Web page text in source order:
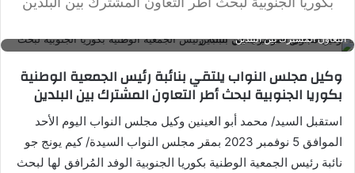
التعاون المشترك بين البلدين
وكيل مجلس النواب يلتقي بنائبة رئيس الجمعية الوطنية
بكوريا الجنوبية لبحث أطر التعاون المشترك بين البلدين
استقبل السيد/ محمد أبو العينين وكيل مجلس النواب اليوم الأحد
الموافق 5 نوفمبر 2023 بمقر مجلس النواب السيدة/ كيم يونج جو
نائبة رئيس الجمعية الوطنية بكوريا الجنوبية الوفد المُرافق لها لبحث